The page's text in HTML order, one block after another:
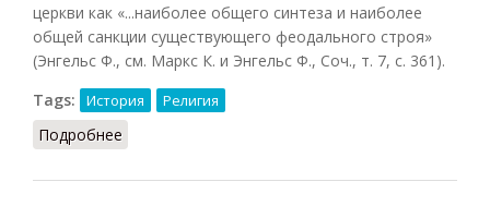
церкви как «...наиболее общего синтеза и наиболее
общей санкции существующего феодального строя»
(Энгельс Ф., см. Маркс К. и Энгельс Ф., Соч., т. 7, с. 361).
Tags:
История Религия
Подробнее